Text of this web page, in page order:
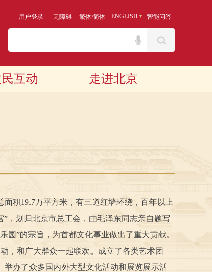
用户登录 无障碍 繁体/简体 ENGLISH 智能问答
互动 走进北京
积19.7万平方米，有三道红墙环绕，百年以上
，划归北京市总工会，由毛泽东同志亲自题写
”的宗旨，为首都文化事业做出了重大贡献。
，和广大群众一起联欢。成立了各类艺术团
办了众多国内外大型文化活动和展览展示活